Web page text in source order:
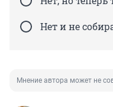
Нет и не
Мнение автора может не